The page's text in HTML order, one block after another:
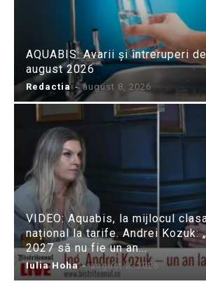
AQUABIS: Avarii și întreruperi
august 2026
Redactia - august 8, 2026
VIDEO: Aquabis, la mijlocul
național la tarife. Andrei Kozuk:
2027 să nu fie un an...
Iulia Hoha - august 8, 2026